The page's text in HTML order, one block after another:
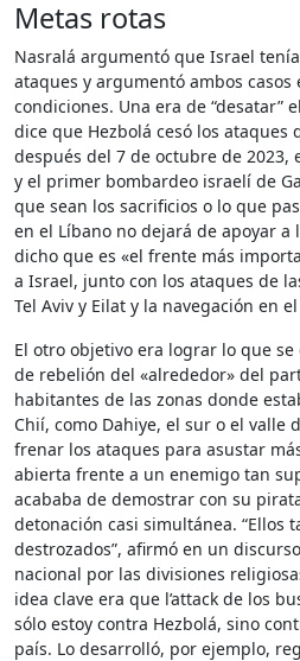
Metas rotas
Nasralá argumentó que Israel
ataques y argumentó ambos
condiciones. Una era de “desatar”
dice que Hezbolá cesó los ataques
después del 7 de octubre de 2023,
y el primer bombardeo israelí de
que sean los sacrificios o lo que
en el Líbano no dejará de apoyar a
dicho que es «el frente más
a Israel, junto con los ataques de
Tel Aviv y Eilat y la navegación en
El otro objetivo era lograr lo que
de rebelión del «alrededor» del
habitantes de las zonas donde
Chií, ​​como Dahiye, el sur o el valle
frenar los ataques para asustar
abierta frente a un enemigo tan
acababa de demostrar con su
detonación casi simultánea. “Ellos
destrozados”, afirmó en un
nacional por las divisiones
idea clave era que l’attack de los
sólo estoy contra Hezbolá, sino
país. Lo desarrolló, por ejemplo,